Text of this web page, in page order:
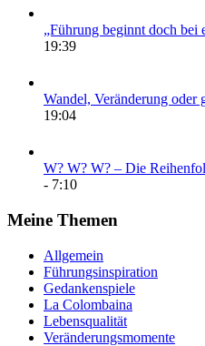
„Führung beginnt doch bei
19:39
Wandel, Veränderung oder
19:04
W? W? W? – Die
- 7:10
Meine Themen
Allgemein
Führungsinspiration
Gedankenspiele
La Colombaina
Lebensqualität
Veränderungsmomente